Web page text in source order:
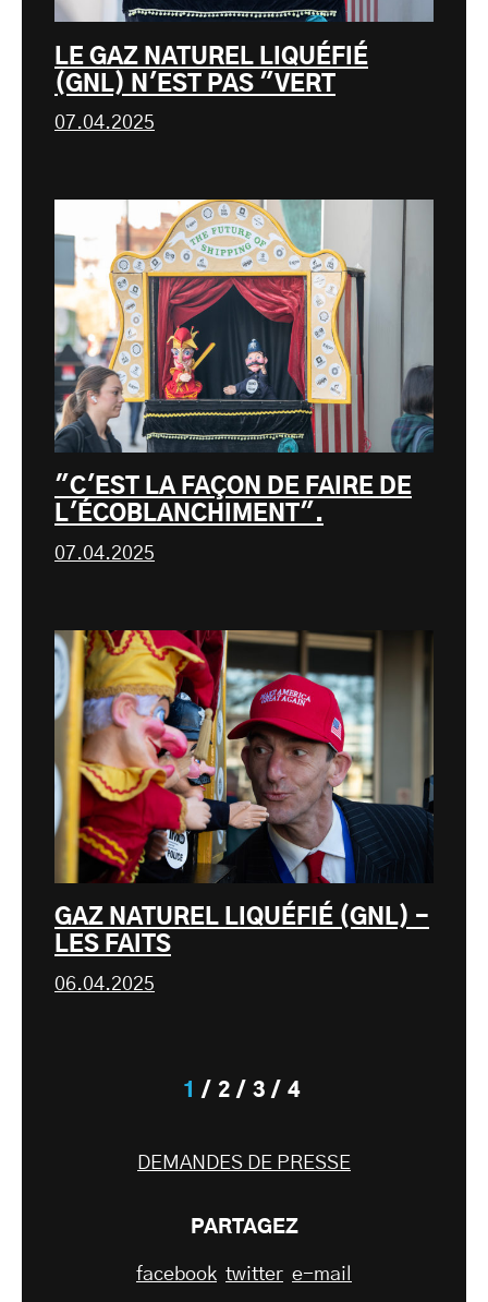
LE GAZ NATUREL LIQUÉFIÉ
(GNL) N'EST PAS "VERT
07.04.2025
"C'EST LA FAÇON DE FAIRE DE
L'ÉCOBLANCHIMENT".
07.04.2025
GAZ NATUREL LIQUÉFIÉ (GNL) -
LES FAITS
06.04.2025
1 2 3 4
DEMANDES DE PRESSE
PARTAGEZ
facebook twitter e-mail